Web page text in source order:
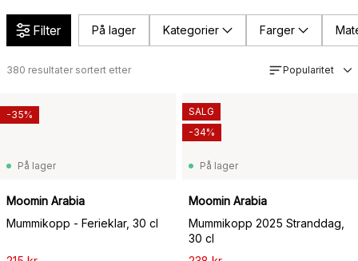
Filter På lager Kategorier Farger
380 resultater sortert etter Popularitet
På lager
Moomin Arabia
Mummikopp - Ferieklar, 30 cl
-35%
På lager
Moomin Arabia
Mummikopp 2025 Stranddag,
30 cl
SALG
-34%